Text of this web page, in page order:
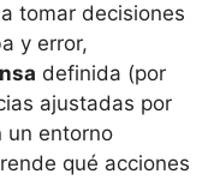
tomar decisiones
y error,
definida (por
ajustadas por
un entorno
qué acciones